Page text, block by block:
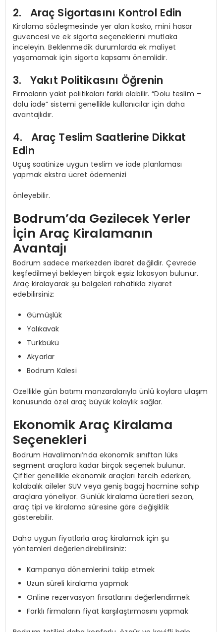
2. Araç Sigortasını Kontrol Edin
Kiralama sözleşmesinde yer alan kasko, mini hasar
güvencesi ve ek sigorta seçeneklerini mutlaka
inceleyin. Beklenmedik durumlarda ek maliyet
yaşamamak için sigorta kapsamı önemlidir.
3. Yakıt Politikasını Öğrenin
Firmaların yakıt politikaları farklı olabilir. “Dolu teslim –
dolu iade” sistemi genellikle kullanıcılar için daha
avantajlıdır.
4. Araç Teslim Saatlerine Dikkat
Edin
Uçuş saatinize uygun teslim ve iade planlaması
yapmak ekstra ücret ödemenizi
önleyebilir.
Bodrum’da Gezilecek Yerler
İçin Araç Kiralamanın
Avantajı
Bodrum sadece merkezden ibaret değildir. Çevrede
keşfedilmeyi bekleyen birçok eşsiz lokasyon bulunur.
Araç kiralayarak şu bölgeleri rahatlıkla ziyaret
edebilirsiniz:
Gümüşlük
Yalıkavak
Türkbükü
Akyarlar
Bodrum Kalesi
Özellikle gün batımı manzaralarıyla ünlü koylara ulaşım
konusunda özel araç büyük kolaylık sağlar.
Ekonomik Araç Kiralama
Seçenekleri
Bodrum Havalimanı’nda ekonomik sınıftan lüks
segment araçlara kadar birçok seçenek bulunur.
Çiftler genellikle ekonomik araçları tercih ederken,
kalabalık aileler SUV veya geniş bagaj hacmine sahip
araçlara yöneliyor. Günlük kiralama ücretleri sezon,
araç tipi ve kiralama süresine göre değişiklik
gösterebilir.
Daha uygun fiyatlarla araç kiralamak için şu
yöntemleri değerlendirebilirsiniz:
Kampanya dönemlerini takip etmek
Uzun süreli kiralama yapmak
Online rezervasyon fırsatlarını değerlendirmek
Farklı firmaların fiyat karşılaştırmasını yapmak